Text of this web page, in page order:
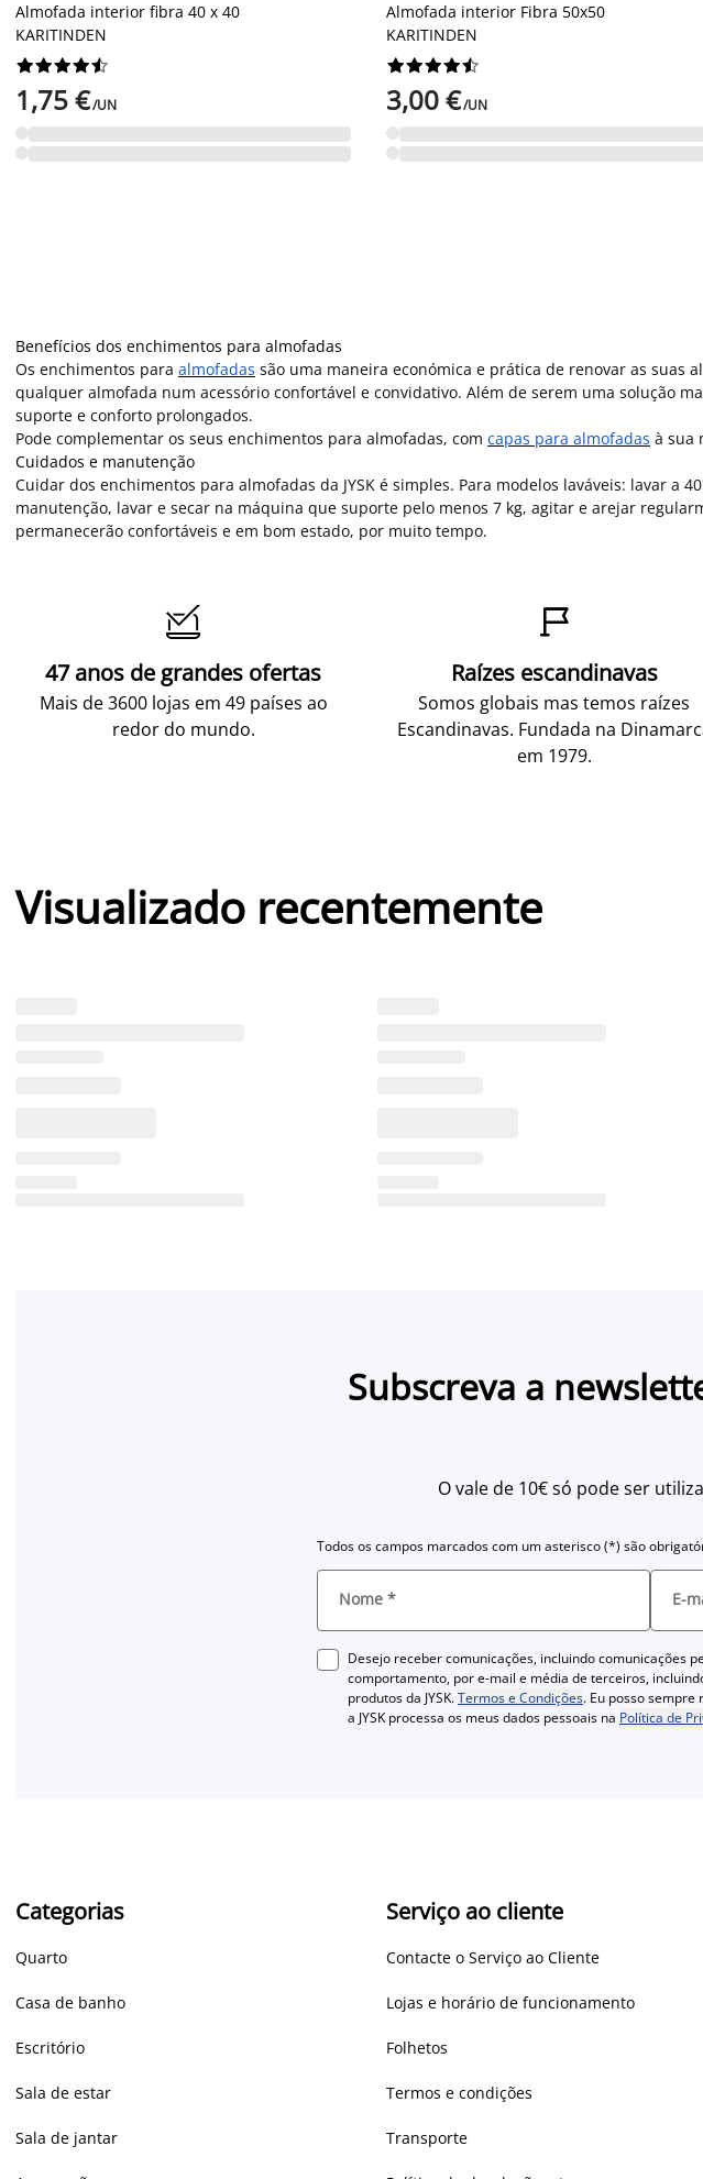
Almofada interior fibra 40 x 40
KARITINDEN






1,75 €/UN
Almofada interior Fibra 50x50
KARITINDEN






3,00 €/UN
Benefícios dos enchimentos para almofadas
Os enchimentos para almofadas são uma maneira económica e prática de renovar as
qualquer almofada num acessório confortável e convidativo. Além de serem uma solução
suporte e conforto prolongados.
Pode complementar os seus enchimentos para almofadas, com capas para almofadas à sua
Cuidados e manutenção
Cuidar dos enchimentos para almofadas da JYSK é simples. Para modelos laváveis: lavar
manutenção, lavar e secar na máquina que suporte pelo menos 7 kg, agitar e arejar
permanecerão confortáveis e em bom estado, por muito tempo.

47 anos de grandes ofertas
Mais de 3600 lojas em 49 países ao
redor do mundo.

Raízes escandinavas
Somos globais mas temos raízes
Escandinavas. Fundada na
em 1979.
Visualizado recentemente
Subscreva a
O vale de 10€ só pode ser
Todos os campos marcados com um asterisco (*) são
Nome * E-
Desejo receber comunicações, incluindo comunicações
comportamento, por e-mail e média de terceiros,
produtos da JYSK.Termos e Condições. Eu posso sempre
a JYSK processa os meus dados pessoais na Política de
Categorias
Quarto
Casa de banho
Escritório
Sala de estar
Sala de jantar
Serviço ao cliente
Contacte o Serviço ao Cliente
Lojas e horário de funcionamento
Folhetos
Termos e condições
Transporte